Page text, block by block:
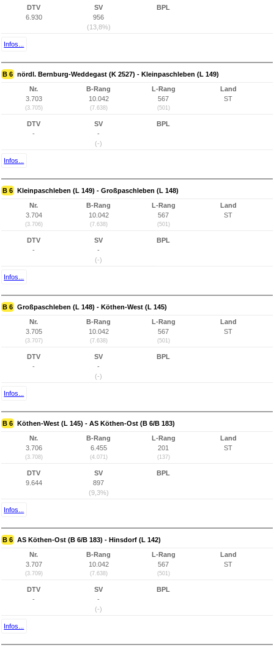
DTV
6.930
SV
956
(13,8%)
BPL
Infos...
B 6 nördl. Bernburg-Weddegast (K 2527) - Kleinpaschleben (L 149)
Nr.
3.703
(3.705)
B-Rang
10.042
(7.638)
L-Rang
567
(501)
Land
ST
DTV
-
SV
-
(-)
BPL
Infos...
B 6 Kleinpaschleben (L 149) - Großpaschleben (L 148)
Nr.
3.704
(3.706)
B-Rang
10.042
(7.638)
L-Rang
567
(501)
Land
ST
DTV
-
SV
-
(-)
BPL
Infos...
B 6 Großpaschleben (L 148) - Köthen-West (L 145)
Nr.
3.705
(3.707)
B-Rang
10.042
(7.638)
L-Rang
567
(501)
Land
ST
DTV
-
SV
-
(-)
BPL
Infos...
B 6 Köthen-West (L 145) - AS Köthen-Ost (B 6/B 183)
Nr.
3.706
(3.708)
B-Rang
6.455
(4.071)
L-Rang
201
(137)
Land
ST
DTV
9.644
SV
897
(9,3%)
BPL
Infos...
B 6 AS Köthen-Ost (B 6/B 183) - Hinsdorf (L 142)
Nr.
3.707
(3.709)
B-Rang
10.042
(7.638)
L-Rang
567
(501)
Land
ST
DTV
-
SV
-
(-)
BPL
Infos...